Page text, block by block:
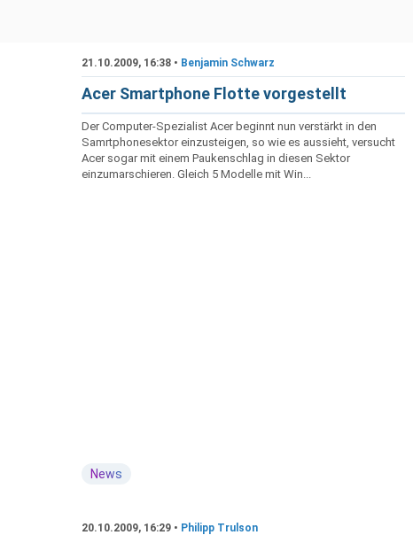
21.10.2009, 16:38 • Benjamin Schwarz
Acer Smartphone Flotte vorgestellt
Der Computer-Spezialist Acer beginnt nun verstärkt in den
Samrtphonesektor einzusteigen, so wie es aussieht, versucht
Acer sogar mit einem Paukenschlag in diesen Sektor
einzumarschieren. Gleich 5 Modelle mit Win...
News
20.10.2009, 16:29 • Philipp Trulson